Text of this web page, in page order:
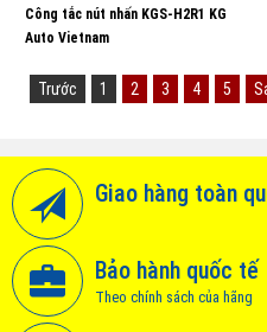
Công tắc nút nhấn KGS-H2R1 KG
Auto Vietnam
Trước 1 2 3 4 5
Giao hàng toàn
Bảo hành quốc tế
Theo chính sách của hãng